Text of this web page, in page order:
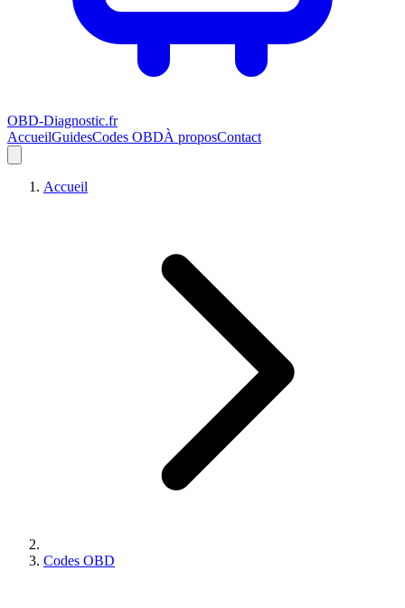
OBD-Diagnostic.fr
AccueilGuidesCodes OBDÀ proposContact
Accueil
Codes OBD